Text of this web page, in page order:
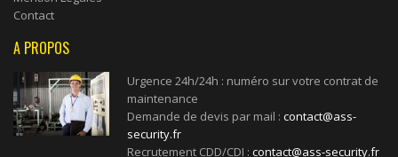
Contact
A PROPOS
Urgence 24h/24h : numéro sur votre contrat de
maintenance
Demande de devis par mail : contact@ass-
security.fr
Recrutement CDD/CDI : contact@ass-security.fr